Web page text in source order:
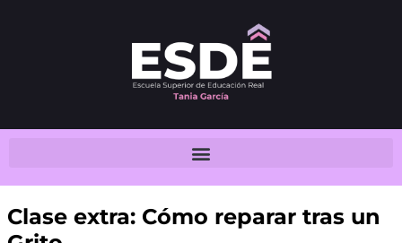
Clase extra: Cómo reparar tras un